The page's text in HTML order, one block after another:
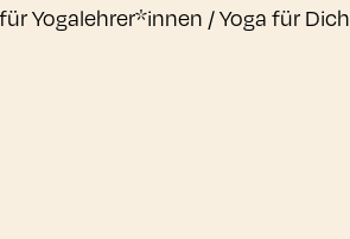
Yogalehrer*innen / Yoga für Dich